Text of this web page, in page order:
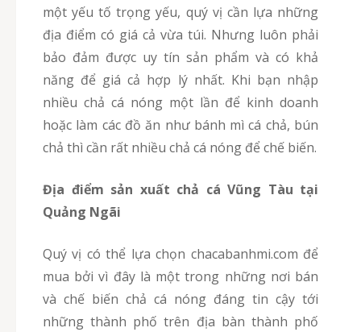
một yếu tố trọng yếu, quý vị cần lựa những
địa điểm có giá cả vừa túi. Nhưng luôn phải
bảo đảm được uy tín sản phẩm và có khả
năng để giá cả hợp lý nhất. Khi bạn nhập
nhiều chả cá nóng một lần để kinh doanh
hoặc làm các đồ ăn như bánh mì cá chả, bún
chả thì cần rất nhiều chả cá nóng để chế biến.
địa điểm sản xuất chả cá Vũng Tàu tại
Quảng Ngãi
Quý vị có thể lựa chọn chacabanhmi.com để
mua bởi vì đây là một trong những nơi bán
và chế biến chả cá nóng đáng tin cậy tới
những thành phố trên địa bàn thành phố